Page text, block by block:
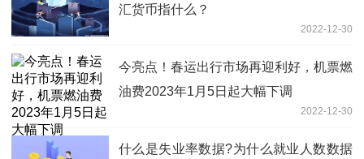
汇货币指什么？
2022-12-30
今亮点！春运出行市场再迎利好，机票燃
油费2023年1月5日起大幅下调
2022-12-30
什么是失业率数据?为什么就业人数数据